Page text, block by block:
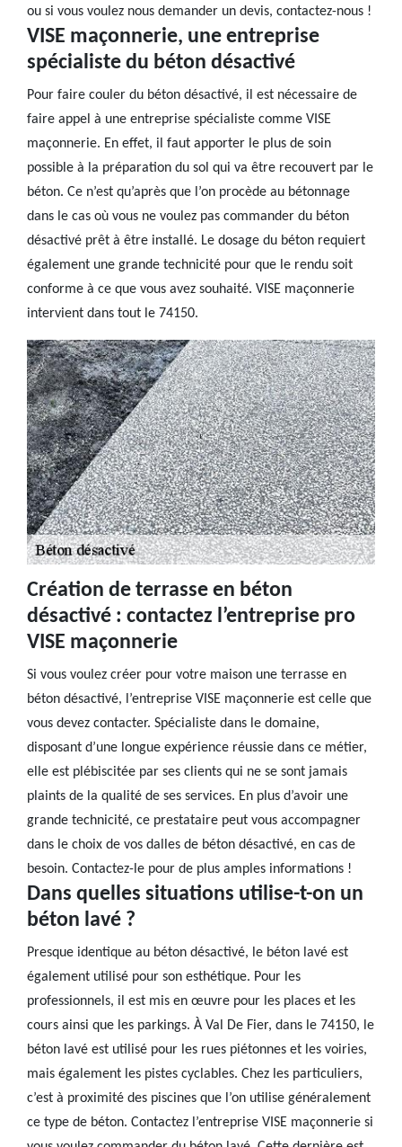
ou si vous voulez nous demander un devis, contactez-nous !
VISE maçonnerie, une entreprise
spécialiste du béton désactivé
Pour faire couler du béton désactivé, il est nécessaire de
faire appel à une entreprise spécialiste comme VISE
maçonnerie. En effet, il faut apporter le plus de soin
possible à la préparation du sol qui va être recouvert par le
béton. Ce n’est qu’après que l’on procède au bétonnage
dans le cas où vous ne voulez pas commander du béton
désactivé prêt à être installé. Le dosage du béton requiert
également une grande technicité pour que le rendu soit
conforme à ce que vous avez souhaité. VISE maçonnerie
intervient dans tout le 74150.
Création de terrasse en béton
désactivé : contactez l’entreprise pro
VISE maçonnerie
Si vous voulez créer pour votre maison une terrasse en
béton désactivé, l’entreprise VISE maçonnerie est celle que
vous devez contacter. Spécialiste dans le domaine,
disposant d’une longue expérience réussie dans ce métier,
elle est plébiscitée par ses clients qui ne se sont jamais
plaints de la qualité de ses services. En plus d’avoir une
grande technicité, ce prestataire peut vous accompagner
dans le choix de vos dalles de béton désactivé, en cas de
besoin. Contactez-le pour de plus amples informations !
Dans quelles situations utilise-t-on un
béton lavé ?
Presque identique au béton désactivé, le béton lavé est
également utilisé pour son esthétique. Pour les
professionnels, il est mis en œuvre pour les places et les
cours ainsi que les parkings. À Val De Fier, dans le 74150, le
béton lavé est utilisé pour les rues piétonnes et les voiries,
mais également les pistes cyclables. Chez les particuliers,
c’est à proximité des piscines que l’on utilise généralement
ce type de béton. Contactez l’entreprise VISE maçonnerie si